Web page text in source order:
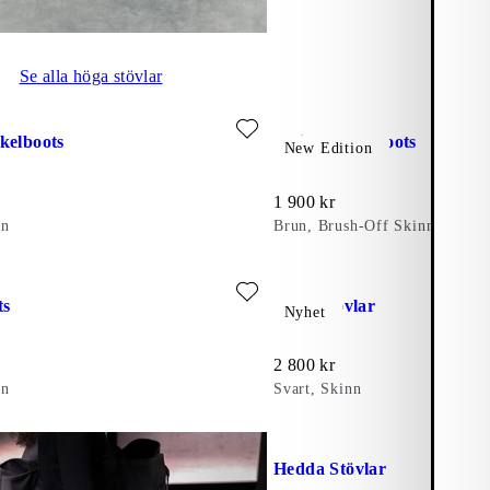
Se alla höga stövlar
Elvina Ankelboots
New Edition
Pris:
1 900kr
Brun, Brush-Off Skinn
Livia Stövlar
Nyhet
Pris:
2 800kr
Svart, Skinn
Hedda Stövlar
Lägg till favorit: HEDDA